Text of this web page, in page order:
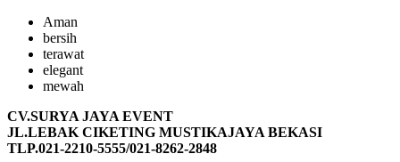
Aman
bersih
terawat
elegant
mewah
CV.SURYA JAYA EVENT
JL.LEBAK CIKETING MUSTIKAJAYA BEKASI
TLP.021-2210-5555/021-8262-2848